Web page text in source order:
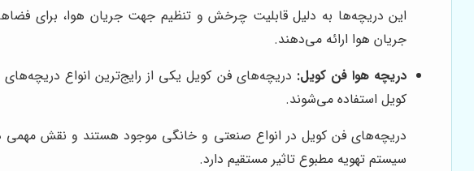
این دریچه‌ها به دلیل قابلیت چرخش و تنظیم جهت جریان هوا، برای
جریان هوا ارائه می‌دهند.
دریچه هوا فن کویل: دریچه‌های فن کویل یکی از رایج‌ترین انواع
کویل استفاده می‌شوند.
دریچه‌های فن کویل در انواع صنعتی و خانگی موجود هستند و نقش مهمی
سیستم تهویه مطبوع تاثیر مستقیم دارد.